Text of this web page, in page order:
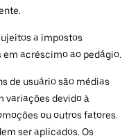
a impostos
acréscimo ao pedágio.
de usuário são médias
variações devido à
ou outros fatores.
ser aplicados. Os